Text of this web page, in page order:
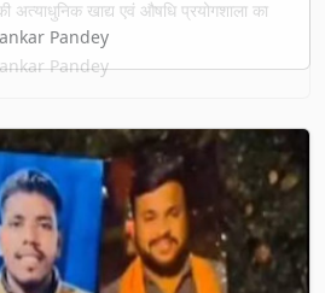
अत्याधुनिक खाद्य एवं औषधि प्रयोगशाला का
Pandey